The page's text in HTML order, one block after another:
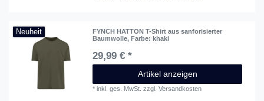
Neuheit
FYNCH HATTON T-Shirt aus sanforisierter
Baumwolle, Farbe: khaki
29,99 € *
Artikel anzeigen
*inkl. ges. MwSt. zzgl.Versandkosten